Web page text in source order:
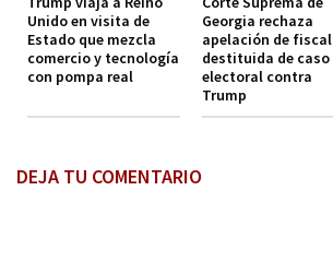
Unido en visita de
Estado que mezcla
comercio y tecnología
con pompa real
Georgia rechaza
apelación de fiscal
destituida de caso
electoral contra
Trump
DEJA TU COMENTARIO